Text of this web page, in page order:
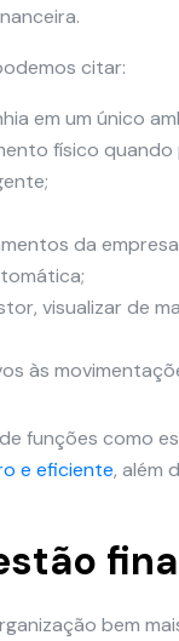
citar:
em um único
físico quando
da
visualizar de
às
funções como
e eficiente, além
bem